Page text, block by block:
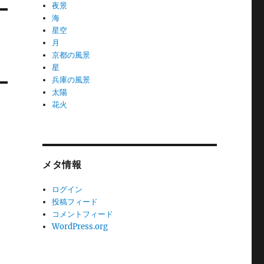
夜景
海
星空
月
京都の風景
星
兵庫の風景
太陽
花火
メタ情報
ログイン
投稿フィード
コメントフィード
WordPress.org